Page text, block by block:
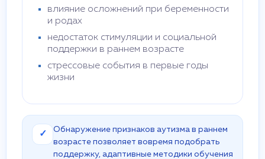
влияние осложнений при беременности
и родах
недостаток стимуляции и социальной
поддержки в раннем возрасте
стрессовые события в первые годы
жизни
✓
Обнаружение признаков аутизма в раннем
возрасте позволяет вовремя подобрать
поддержку, адаптивные методики обучения